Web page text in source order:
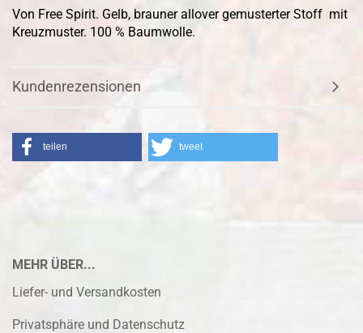
Von Free Spirit. Gelb, brauner allover gemusterter Stoff mit
Kreuzmuster. 100 % Baumwolle.
Kundenrezensionen
teilen tweet
MEHR ÜBER...
Liefer- und Versandkosten
Privatsphäre und Datenschutz